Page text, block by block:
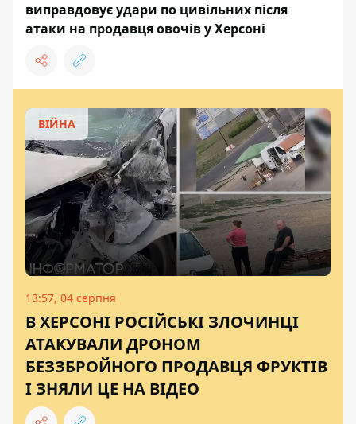
виправдовує удари по цивільних після
атаки на продавця овочів у Херсоні
ВІЙНА
13:57, 04 серпня
В ХЕРСОНІ РОСІЙСЬКІ ЗЛОЧИНЦІ
АТАКУВАЛИ ДРОНОМ
БЕЗЗБРОЙНОГО ПРОДАВЦЯ ФРУКТІВ
І ЗНЯЛИ ЦЕ НА ВІДЕО